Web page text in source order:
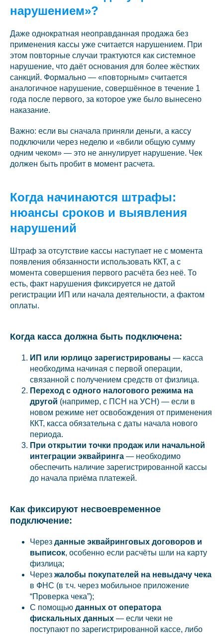
нарушением»?
Даже однократная неоправданная продажа без
применения кассы уже считается нарушением. При
этом повторные случаи трактуются как системное
нарушение, что даёт основания для более жёстких
санкций. Формально — «повторным» считается
аналогичное нарушение, совершённое в течение 1
года после первого, за которое уже было вынесено
наказание.
Важно: если вы сначала приняли деньги, а кассу
подключили через неделю и «вбили общую сумму
одним чеком» — это не аннулирует нарушение. Чек
должен быть пробит в момент расчета.
Когда начинаются штрафы:
нюансы сроков и выявления
нарушений
Штраф за отсутствие кассы наступает не с момента
появления обязанности использовать ККТ, а с
момента совершения первого расчёта без неё. То
есть, факт нарушения фиксируется не датой
регистрации ИП или начала деятельности, а фактом
оплаты.
Когда касса должна быть подключена:
ИП или юрлицо зарегистрированы — касса
необходима начиная с первой операции,
связанной с получением средств от физлица.
Переход с одного налогового режима на
другой (например, с ПСН на УСН) — если в
новом режиме нет освобождения от применения
ККТ, касса обязательна с даты начала нового
периода.
При открытии точки продаж или начальной
интеграции эквайринга — необходимо
обеспечить наличие зарегистрированной кассы
до начала приёма платежей.
Как фиксируют несвоевременное
подключение:
Через данные эквайринговых договоров и
выписок, особенно если расчёты шли на карту
физлица;
Через жалобы покупателей на невыдачу чека
в ФНС (в т.ч. через мобильное приложение
“Проверка чека”);
С помощью данных от оператора
фискальных данных — если чеки не
поступают по зарегистрированной кассе, либо